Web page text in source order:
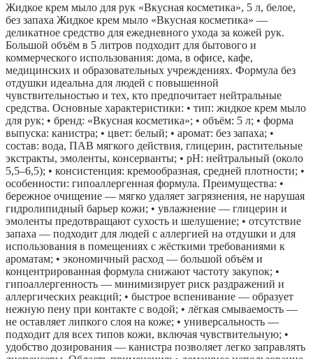
Жидкое крем мыло для рук «Вкусная косметика», 5 л, белое,
без запаха Жидкое крем мыло «Вкусная косметика» —
деликатное средство для ежедневного ухода за кожей рук.
Большой объём в 5 литров подходит для бытового и
коммерческого использования: дома, в офисе, кафе,
медицинских и образовательных учреждениях. Формула без
отдушки идеальна для людей с повышенной
чувствительностью и тех, кто предпочитает нейтральные
средства. Основные характеристики: • тип: жидкое крем мыло
для рук; • бренд: «Вкусная косметика»; • объём: 5 л; • форма
выпуска: канистра; • цвет: белый; • аромат: без запаха; •
состав: вода, ПАВ мягкого действия, глицерин, растительные
экстракты, эмоленты, консерванты; • pH: нейтральный (около
5,5–6,5); • консистенция: кремообразная, средней плотности; •
особенности: гипоаллергенная формула. Преимущества: •
бережное очищение — мягко удаляет загрязнения, не нарушая
гидролипидный барьер кожи; • увлажнение — глицерин и
эмоленты предотвращают сухость и шелушение; • отсутствие
запаха — подходит для людей с аллергией на отдушки и для
использования в помещениях с жёсткими требованиями к
ароматам; • экономичный расход — большой объём и
концентрированная формула снижают частоту закупок; •
гипоаллергенность — минимизирует риск раздражений и
аллергических реакций; • быстрое вспенивание — образует
нежную пену при контакте с водой; • лёгкая смываемость —
не оставляет липкого слоя на коже; • универсальность —
подходит для всех типов кожи, включая чувствительную; •
удобство дозирования — канистра позволяет легко заправлять